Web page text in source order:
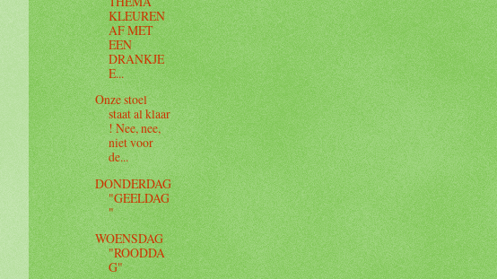
KLEUREN
AF MET
EEN
DRANKJE
E...
Onze stoel
staat al klaar
! Nee, nee,
niet voor
de...
DONDERDAG
"GEELDAG
"
WOENSDAG
"ROODDA
G"